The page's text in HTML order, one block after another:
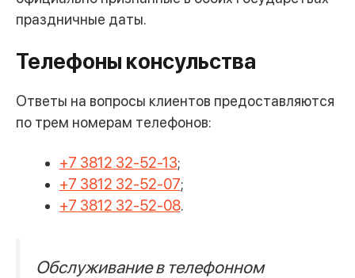
праздничные даты.
Телефоны консульства
Ответы на вопросы клиентов предоставляются
по трем номерам телефонов:
+7 3812 32-52-13;
+7 3812 32-52-07;
+7 3812 32-52-08.
Обслуживание в телефонном